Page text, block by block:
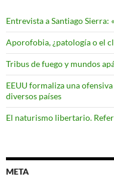
Entrevista a Santiago Sierra:
Aporofobia, ¿patología o el
Tribus de fuego y mundos
EEUU formaliza una
diversos países
El naturismo libertario.
META